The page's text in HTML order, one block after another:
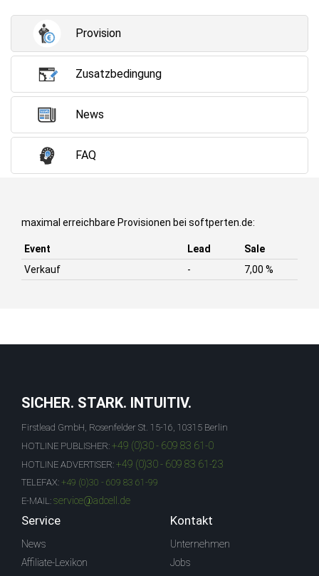
Provision
Zusatzbedingung
News
FAQ
maximal erreichbare Provisionen bei softperten.de:
Event Lead
Sale
Verkauf
- 7,00 %
SICHER. STARK. INTUITIV.
Firstlead GmbH, Rosenfelder St. 15-16, 10315 Berlin
HOTLINE PUBLISHER: +49 (0)30 - 609 83 61-0
HOTLINE ADVERTISER: +49 (0)30 - 609 83 61-23
TELEFAX: +49 (0)30 - 609 83 61-99
E-MAIL: service@adcell.de
Service
News
Affiliate-Lexikon
Kontakt
Unternehmen
Jobs